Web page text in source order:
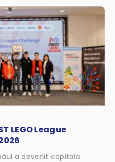
LEGO League
a devenit capitala